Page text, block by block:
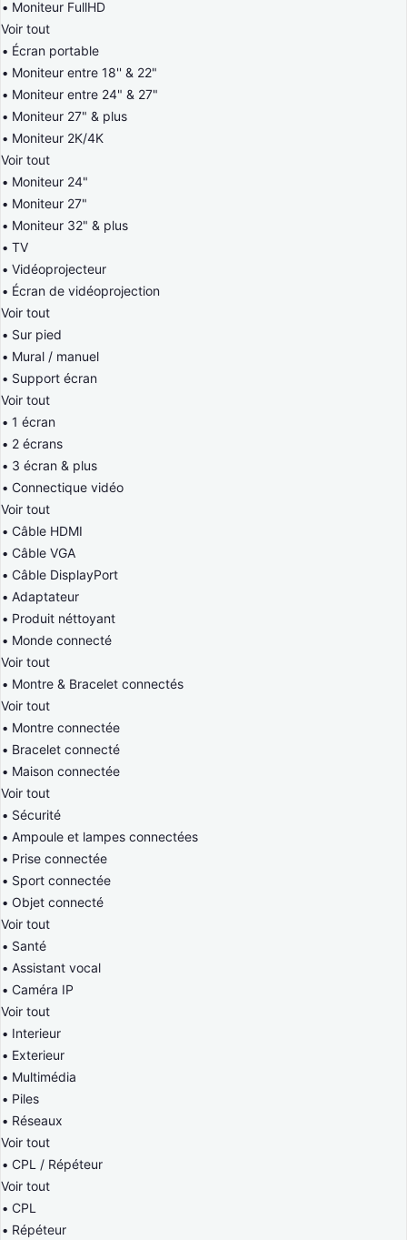
Moniteur FullHD
Voir tout
Écran portable
Moniteur entre 18'' & 22"
Moniteur entre 24" & 27"
Moniteur 27" & plus
Moniteur 2K/4K
Voir tout
Moniteur 24"
Moniteur 27"
Moniteur 32" & plus
TV
Vidéoprojecteur
Écran de vidéoprojection
Voir tout
Sur pied
Mural / manuel
Support écran
Voir tout
1 écran
2 écrans
3 écran & plus
Connectique vidéo
Voir tout
Câble HDMI
Câble VGA
Câble DisplayPort
Adaptateur
Produit néttoyant
Monde connecté
Voir tout
Montre & Bracelet connectés
Voir tout
Montre connectée
Bracelet connecté
Maison connectée
Voir tout
Sécurité
Ampoule et lampes connectées
Prise connectée
Sport connectée
Objet connecté
Voir tout
Santé
Assistant vocal
Caméra IP
Voir tout
Interieur
Exterieur
Multimédia
Piles
Réseaux
Voir tout
CPL / Répéteur
Voir tout
CPL
Répéteur